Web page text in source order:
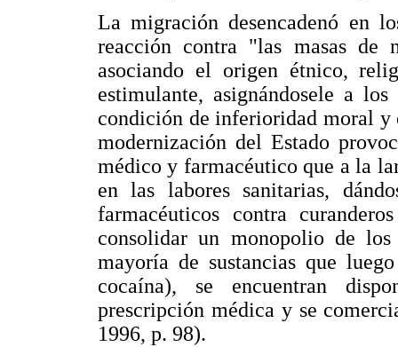
La migración desencadenó en
reacción contra "las masas de
asociando el origen étnico,
estimulante, asignándosele a
condición de inferioridad moral y
modernización del Estado
médico y farmacéutico que a la
en las labores sanitarias,
farmacéuticos contra
consolidar un monopolio de
mayoría de sustancias que
cocaína), se encuentran
prescripción médica y se
1996, p. 98).